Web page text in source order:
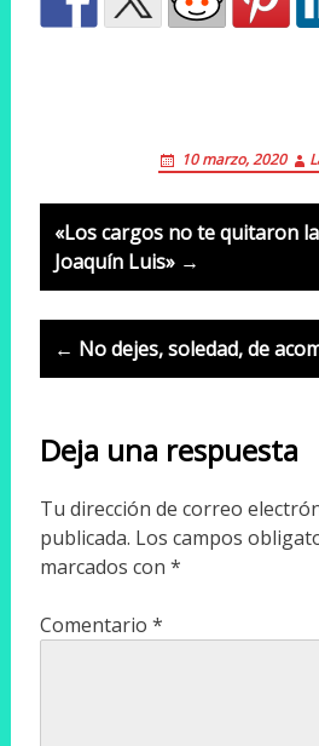
10 marzo, 2020
Post
navigation
«Los cargos no te quitaron
Joaquín Luis» →
← No dejes, soledad, de
Deja una respuesta
Tu dirección de correo
publicada. Los campos
marcados con *
Comentario *